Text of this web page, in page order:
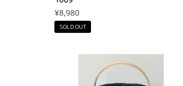
¥8,980
SOLD OUT